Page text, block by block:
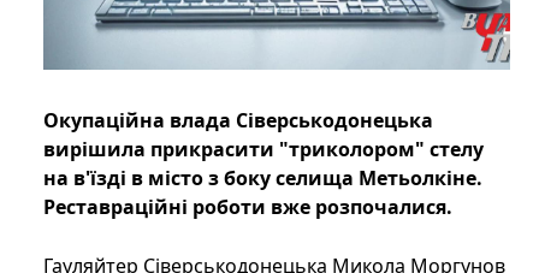
Окупаційна влада Сіверськодонецька
вирішила прикрасити "триколором" стелу
на в'їзді в місто з боку селища Метьолкіне.
Реставраційні роботи вже розпочалися.
Гауляйтер Сіверськодонецька Микола Моргунов